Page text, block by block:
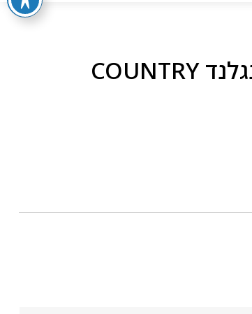
קאנטרי קנדל נר ריחני ניו אינגלנד COUNTRY